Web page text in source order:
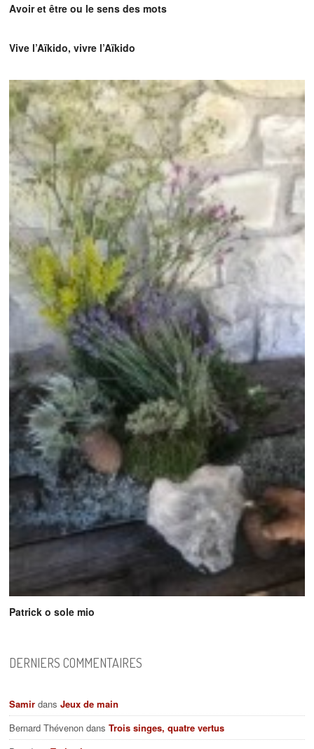
Avoir et être ou le sens des mots
Vive l’Aïkido, vivre l’Aïkido
Patrick o sole mio
DERNIERS COMMENTAIRES
Samir dansJeux de main
Bernard Thévenon dansTrois singes, quatre vertus